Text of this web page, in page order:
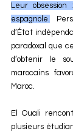
Leur
espagnole.
d’État
paradoxal que
d’obtenir le
marocains
Maroc.
El Ouali
plusieurs